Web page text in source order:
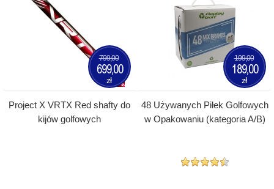
Project X VRTX Red shafty do
kijów golfowych
799,00
699,00
zł
48 Używanych Piłek Golfowych
w Opakowaniu (kategoria A/B)
199,00
189,00
zł